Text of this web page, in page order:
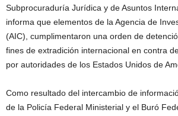
Subprocuraduría Jurídica y de Asuntos
informa que elementos de la Agencia de
(AIC), cumplimentaron una orden de
fines de extradición internacional en contra
por autoridades de los Estados Unidos de
Como resultado del intercambio de
de la Policía Federal Ministerial y el Buró